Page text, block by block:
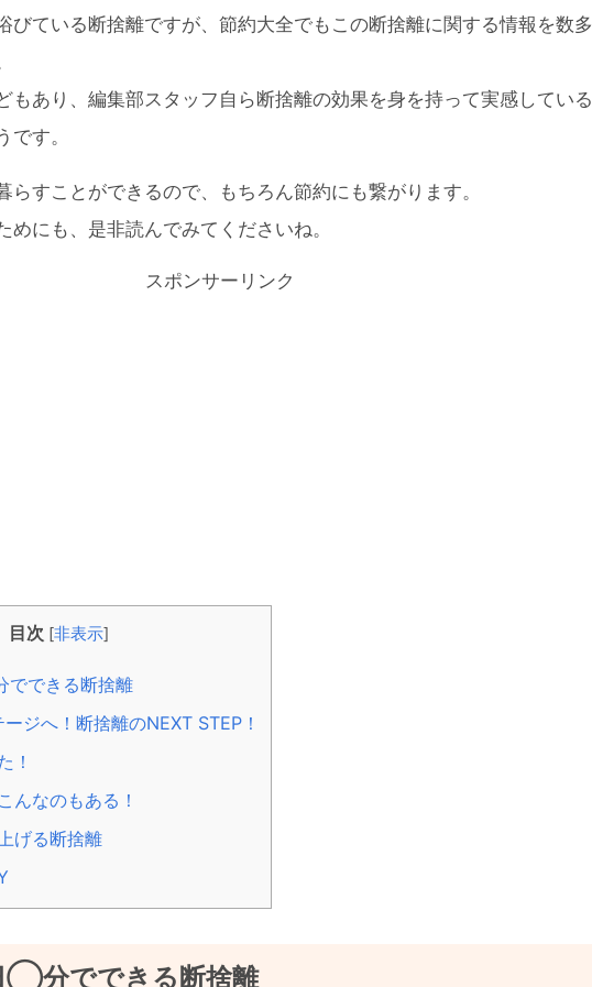
びている断捨離ですが、節約大全でもこの断捨離に関する情報を数多
もあり、編集部スタッフ自ら断捨離の効果を身を持って実感している
です。
らすことができるので、もちろん節約にも繋がります。
めにも、是非読んでみてくださいね。
スポンサーリンク
目次 [非表示]
できる断捨離
ジへ！断捨離のNEXT STEP！
！
んなのもある！
げる断捨離
◯分でできる断捨離